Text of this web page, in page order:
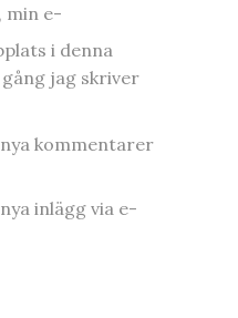
min e-
i denna
jag skriver
kommentarer
inlägg via e-